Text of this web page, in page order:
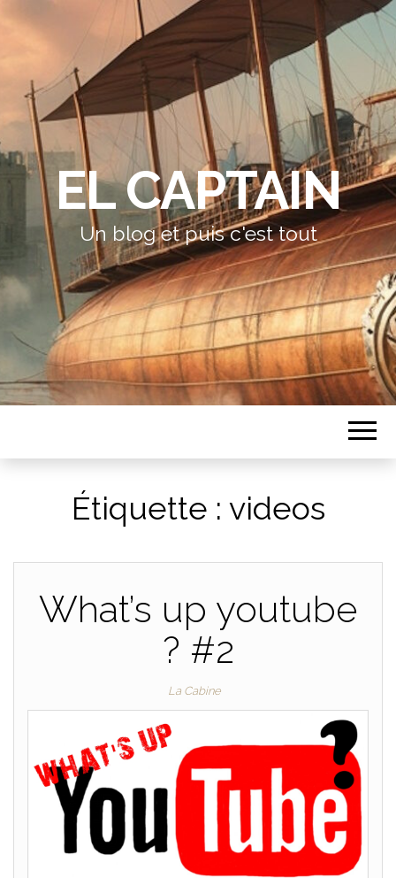
EL CAPTAIN
Un blog et puis c'est tout
Étiquette : videos
What’s up youtube
? #2
La Cabine